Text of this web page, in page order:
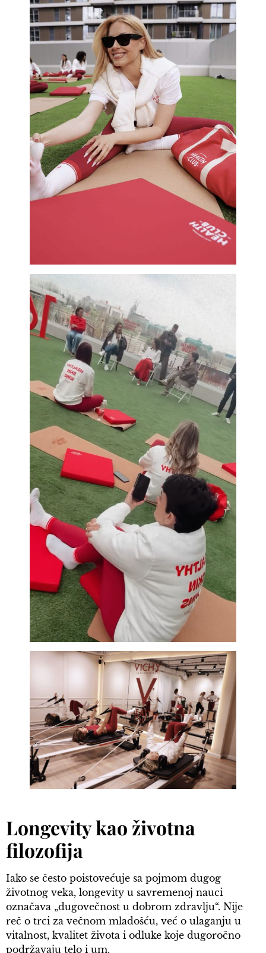
Longevity kao životna
filozofija
Iako se često poistovećuje sa pojmom dugog
životnog veka, longevity u savremenoj nauci
označava „dugovečnost u dobrom zdravlju“. Nije
reč o trci za večnom mladošću, već o ulaganju u
vitalnost, kvalitet života i odluke koje dugoročno
podržavaju telo i um.